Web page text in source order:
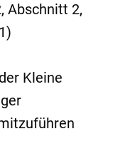
Abschnitt 2,
Kleine